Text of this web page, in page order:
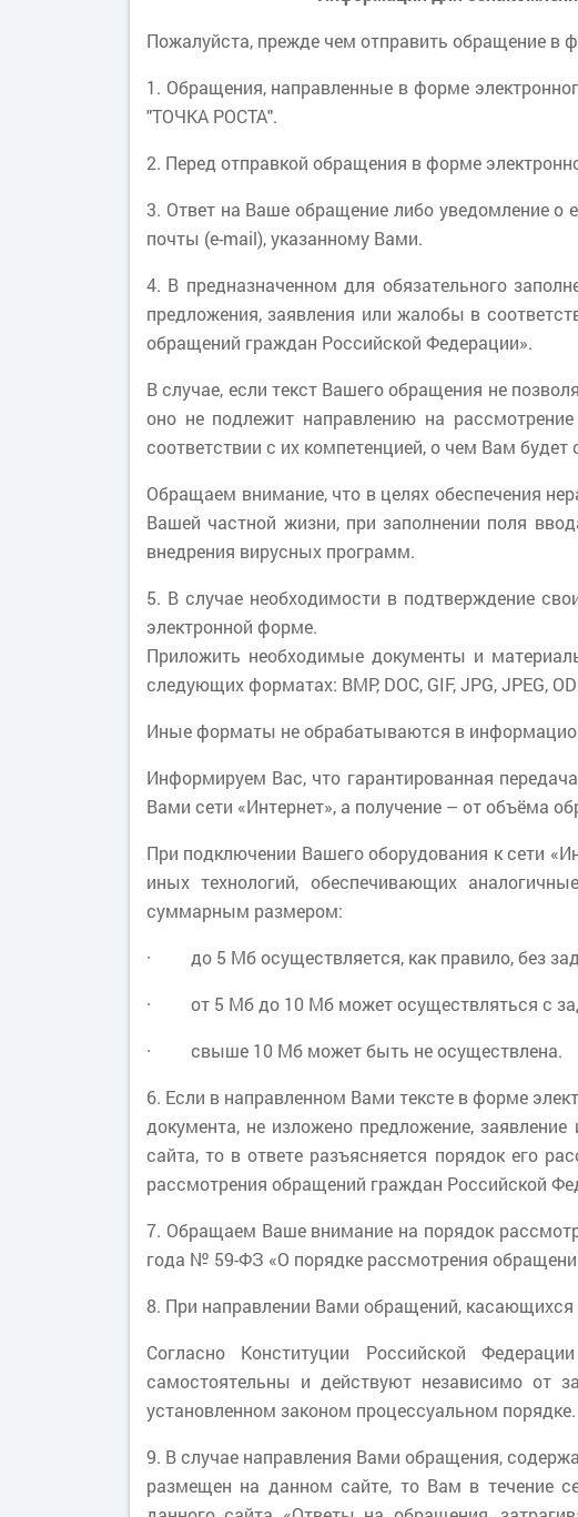
Пожалуйста, прежде чем отправить обращение в
1. Обращения, направленные в форме
"ТОЧКА РОСТА".
2. Перед отправкой обращения в форме
3. Ответ на Ваше обращение либо уведомление о
почты (e-mail), указанному Вами.
4. В предназначенном для обязательного
предложения, заявления или жалобы в
обращений граждан Российской Федерации».
В случае, если текст Вашего обращения не
оно не подлежит направлению на
соответствии с их компетенцией, о чем Вам
Обращаем внимание, что в целях обеспечения
Вашей частной жизни, при заполнении поля
внедрения вирусных программ.
5. В случае необходимости в подтверждение
электронной форме.
Приложить необходимые документы и
следующих форматах: BMP, DOC, GIF, JPG, JPEG,
Иные форматы не обрабатываются в
Информируем Вас, что гарантированная
Вами сети «Интернет», а получение – от объёма
При подключении Вашего оборудования к сети
иных технологий, обеспечивающих
суммарным размером:
· до 5 Мб осуществляется, как правило, без
· от 5 Мб до 10 Мб может осуществляться с
· свыше 10 Мб может быть не осуществлена.
6. Если в направленном Вами тексте в форме
документа, не изложено предложение,
сайта, то в ответе разъясняется порядок его
рассмотрения обращений граждан Российской
7. Обращаем Ваше внимание на порядок
года № 59-ФЗ «О порядке рассмотрения
8. При направлении Вами обращений,
Согласно Конституции Российской
самостоятельны и действуют независимо от
установленном законом процессуальном порядке.
9. В случае направления Вами обращения,
размещен на данном сайте, то Вам в течение